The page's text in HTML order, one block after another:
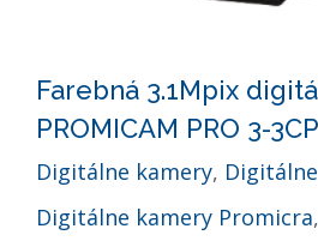
Farebná 3.1Mpix
PROMICAM PRO 3-3CP
Digitálne kamery,
Digitálne kamery Promicra,